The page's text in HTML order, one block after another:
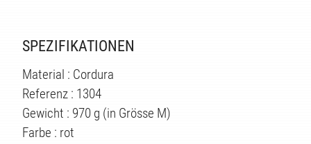
SPEZIFIKATIONEN
Material : Cordura
Referenz : 1304
Gewicht : 970 g (in Grösse M)
Farbe : rot